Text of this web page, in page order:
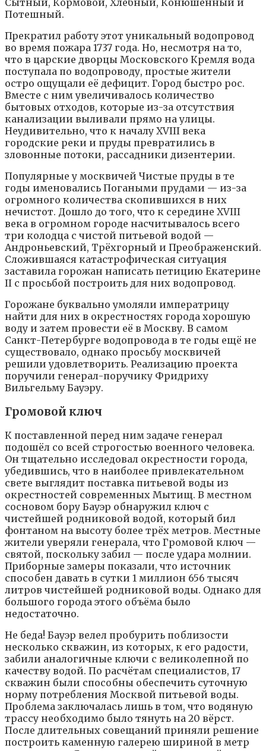
Потешный.
Прекратил работу этот уникальный водопровод
во время пожара 1737 года. Но, несмотря на то,
что в царские дворцы Московского Кремля вода
поступала по водопроводу, простые жители
остро ощущали её дефицит. Город быстро рос.
Вместе с ним увеличивалось количество
бытовых отходов, которые из-за отсутствия
канализации выливали прямо на улицы.
Неудивительно, что к началу XVIII века
городские реки и пруды превратились в
зловонные потоки, рассадники дизентерии.
Популярные у москвичей Чистые пруды в те
годы именовались Погаными прудами — из-за
огромного количества скопившихся в них
нечистот. Дошло до того, что к середине XVIII
века в огромном городе насчитывалось всего
три колодца с чистой питьевой водой —
Андроньевский, Трёхгорный и Преображенский.
Сложившаяся катастрофическая ситуация
заставила горожан написать петицию Екатерине
II с просьбой построить для них водопровод.
Горожане буквально умоляли императрицу
найти для них в окрестностях города хорошую
воду и затем провести её в Москву. В самом
Санкт-Петербурге водопровода в те годы ещё не
существовало, однако просьбу москвичей
решили удовлетворить. Реализацию проекта
поручили генерал-поручику Фридриху
Вильгельму Бауэру.
Громовой ключ
К поставленной перед ним задаче генерал
подошёл со всей строгостью военного человека.
Он тщательно исследовал окрестности города,
убедившись, что в наиболее привлекательном
свете выглядит поставка питьевой воды из
окрестностей современных Мытищ. В местном
сосновом бору Бауэр обнаружил ключ с
чистейшей родниковой водой, который бил
фонтаном на высоту более трёх метров. Местные
жители уверяли генерала, что Громовой ключ —
святой, поскольку забил — после удара молнии.
Приборные замеры показали, что источник
способен давать в сутки 1 миллион 656 тысяч
литров чистейшей родниковой воды. Однако для
большого города этого объёма было
недостаточно.
Не беда! Бауэр велел пробурить поблизости
несколько скважин, из которых, к его радости,
забили аналогичные ключи с великолепной по
качеству водой. По расчётам специалистов, 17
скважин были способны обеспечить суточную
норму потребления Москвой питьевой воды.
Проблема заключалась лишь в том, что водяную
трассу необходимо было тянуть на 20 вёрст.
После длительных совещаний приняли решение
построить каменную галерею шириной в метр